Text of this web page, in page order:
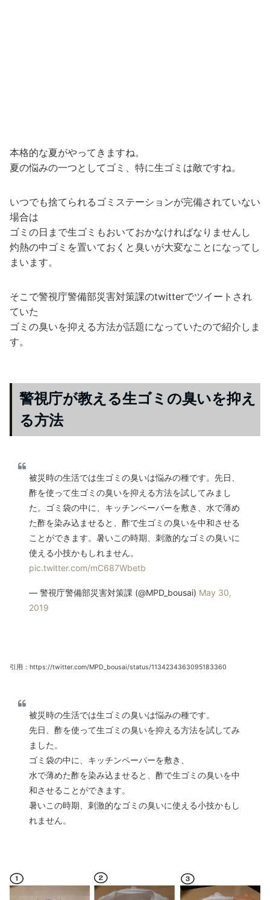
本格的な夏がやってきますね。
夏の悩みの一つとしてゴミ、特に生ゴミは敵ですね。
いつでも捨てられるゴミステーションが完備されていない
場合は
ゴミの日まで生ゴミもおいておかなければなりませんし
灼熱の中ゴミを置いておくと臭いが大変なことになってし
まいます。
そこで警視庁警備部災害対策課のtwitterでツイートされ
ていた
ゴミの臭いを抑える方法が話題になっていたので紹介しま
す。
警視庁が教える生ゴミの臭いを抑え
る方法
被災時の生活では生ゴミの臭いは悩みの種です。先日、
酢を使って生ゴミの臭いを抑える方法を試してみまし
た。ゴミ袋の中に、キッチンペーパーを敷き、水で薄め
た酢を染み込ませると、酢で生ゴミの臭いを中和させる
ことができます。暑いこの時期、刺激的なゴミの臭いに
使える小技かもしれません。
pic.twitter.com/mC687Wbetb
— 警視庁警備部災害対策課 (@MPD_bousai) May 30,
2019
引用：https://twitter.com/MPD_bousai/status/1134234363095183360
被災時の生活では生ゴミの臭いは悩みの種です。
先日、酢を使って生ゴミの臭いを抑える方法を試してみ
ました。
ゴミ袋の中に、キッチンペーパーを敷き、
水で薄めた酢を染み込ませると、酢で生ゴミの臭いを中
和させることができます。
暑いこの時期、刺激的なゴミの臭いに使える小技かもし
れません。